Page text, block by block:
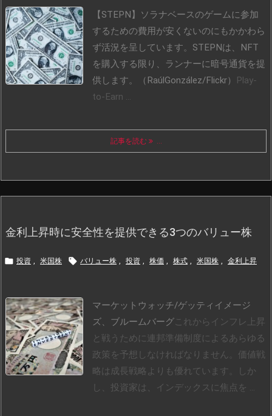
【STEPN】ソラナベースのゲームに参加
するための費用が安くないのにもかかわら
ず活況を呈しています。STEPNは、NFT
を購入する限り、ランナーに暗号通貨を提
供します。（RaúlGonzález/Flickr）
Play-
to-Earn ...
記事を読む ...
金利上昇時に安全性を提供できる3つのバリュー株
 投資 , 米国株  バリュー株 , 投資 , 株価 , 株式 , 米国株 , 金利上昇
マーケットウォッチ/ゲッティイメージ
ズ、ブルームバーグこれからインフレ上昇
と戦うために連邦準備制度によるあらゆる
政策を予想しなければなりません。 価値戦
略は成長戦略よりも優れています。しか
し、投資家は、インデックスに焦点を ...